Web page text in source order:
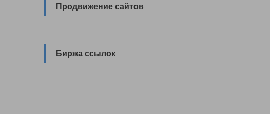
Продвижение сайтов
Биржа ссылок